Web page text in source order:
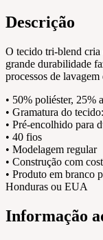
Descrição
O tecido tri-blend cria
grande durabilidade
processos de
• 50% poliéster, 25%
• Gramatura do
• Pré-encolhido para
• 40 fios
• Modelagem regular
• Construção com
• Produto em branco
Honduras ou EUA
Informação